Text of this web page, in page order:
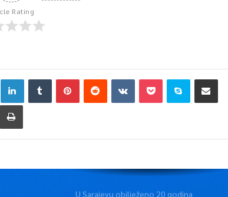
Rating
U Sarajevu obilježeno 20 godina